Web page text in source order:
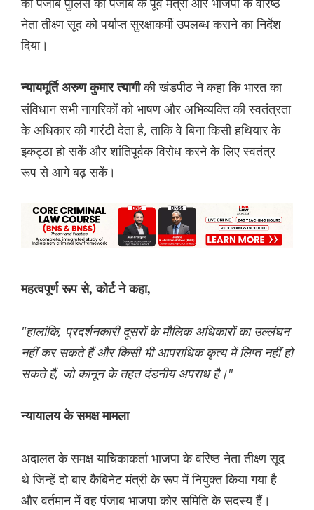
नेता तीक्ष्ण सूद को पर्याप्त सुरक्षाकर्मी उपलब्ध कराने का निर्देश
दिया।
न्यायमूर्ति अरुण कुमार त्यागीकी खंडपीठ ने कहा कि भारत का
संविधान सभी नागरिकों को भाषण और अभिव्यक्ति की स्वतंत्रता
के अधिकार की गारंटी देता है, ताकि वे बिना किसी हथियार के
इकट्ठा हो सकें और शांतिपूर्वक विरोध करने के लिए स्वतंत्र
रूप से आगे बढ़ सकें।
महत्वपूर्ण रूप से, कोर्ट ने कहा,
"हालांकि, प्रदर्शनकारी दूसरों के मौलिक अधिकारों का उल्लंघन
नहीं कर सकते हैं और किसी भी आपराधिक कृत्य में लिप्त नहीं हो
सकते हैं, जो कानून के तहत दंडनीय अपराध है।"
न्यायालय के समक्ष मामला
अदालत के समक्ष याचिकाकर्ता भाजपा के वरिष्ठ नेता तीक्ष्ण सूद
थे जिन्हें दो बार कैबिनेट मंत्री के रूप में नियुक्त किया गया है
और वर्तमान में वह पंजाब भाजपा कोर समिति के सदस्य हैं।